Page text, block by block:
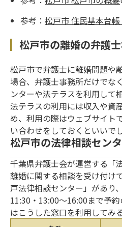
参考：松戸市 住民基本台
松戸市の離婚の弁護
松戸市で弁護士に離婚問題や
場合、弁護士事務所だけでな
ンターや法テラスを利用して
法テラスの利用には収入や資
め、利用の際はウェブサイト
い合わせをしておくといいで
松戸市の法律相談セン
千葉県弁護士会が運営する「
離婚に関する相談を受け付け
戸法律相談センター」があり
11:30・13:00～16:00まで予
はこうした窓口を利用してみ